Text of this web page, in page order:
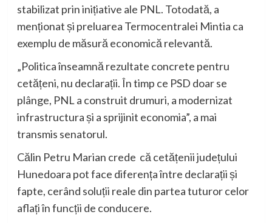
stabilizat prin inițiative ale PNL. Totodată, a
menționat și preluarea Termocentralei Mintia ca
exemplu de măsură economică relevantă.
„Politica înseamnă rezultate concrete pentru
cetățeni, nu declarații. În timp ce PSD doar se
plânge, PNL a construit drumuri, a modernizat
infrastructura și a sprijinit economia”, a mai
transmis senatorul.
Călin Petru Marian crede că cetățenii județului
Hunedoara pot face diferența între declarații și
fapte, cerând soluții reale din partea tuturor celor
aflați în funcții de conducere.